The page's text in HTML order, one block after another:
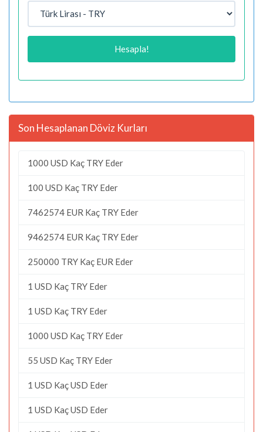
Hesapla!
Son Hesaplanan Döviz Kurları
1000 USD Kaç TRY Eder
100 USD Kaç TRY Eder
7462574 EUR Kaç TRY Eder
9462574 EUR Kaç TRY Eder
250000 TRY Kaç EUR Eder
1 USD Kaç TRY Eder
1 USD Kaç TRY Eder
1000 USD Kaç TRY Eder
55 USD Kaç TRY Eder
1 USD Kaç USD Eder
1 USD Kaç USD Eder